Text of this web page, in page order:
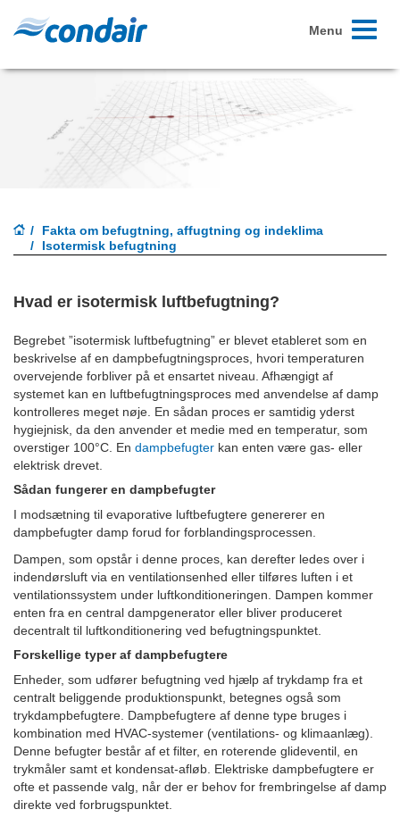
Toggle
Menu
Fakta om befugtning, affugtning og indeklima
Isotermisk befugtning
Hvad er isotermisk luftbefugtning?
Begrebet ”isotermisk luftbefugtning” er blevet etableret som en
beskrivelse af en dampbefugtningsproces, hvori temperaturen
overvejende forbliver på et ensartet niveau. Afhængigt af
systemet kan en luftbefugtningsproces med anvendelse af damp
kontrolleres meget nøje. En sådan proces er samtidig yderst
hygiejnisk, da den anvender et medie med en temperatur, som
overstiger 100°C. En dampbefugter kan enten være gas- eller
elektrisk drevet.
Sådan fungerer en dampbefugter
I modsætning til evaporative luftbefugtere genererer en
dampbefugter damp forud for forblandingsprocessen.
Dampen, som opstår i denne proces, kan derefter ledes over i
indendørsluft via en ventilationsenhed eller tilføres luften i et
ventilationssystem under luftkonditioneringen. Dampen kommer
enten fra en central dampgenerator eller bliver produceret
decentralt til luftkonditionering ved befugtningspunktet.
Forskellige typer af dampbefugtere
Enheder, som udfører befugtning ved hjælp af trykdamp fra et
centralt beliggende produktionspunkt, betegnes også som
trykdampbefugtere. Dampbefugtere af denne type bruges i
kombination med HVAC-systemer (ventilations- og klimaanlæg).
Denne befugter består af et filter, en roterende glideventil, en
trykmåler samt et kondensat-afløb. Elektriske dampbefugtere er
ofte et passende valg, når der er behov for frembringelse af damp
direkte ved forbrugspunktet.